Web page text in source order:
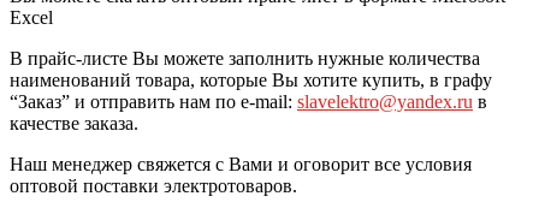
Excel
В прайс-листе Вы можете заполнить нужные количества
наименований товара, которые Вы хотите купить, в графу
“Заказ” и отправить нам по e-mail: slavelektro@yandex.ru в
качестве заказа.
Наш менеджер свяжется с Вами и оговорит все условия
оптовой поставки электротоваров.